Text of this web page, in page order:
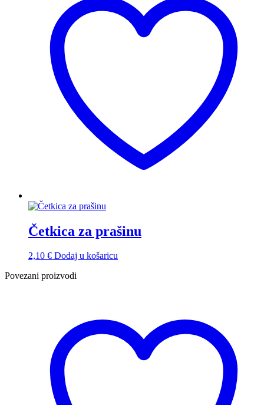
Četkica za prašinu
2,10 € Dodaj u košaricu
Povezani proizvodi